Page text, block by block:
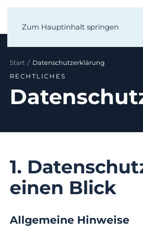
Zum Hauptinhalt springen
Start / Datenschutzerklärung
RECHTLICHES
1.
einen Blick
Allgemeine Hinweise